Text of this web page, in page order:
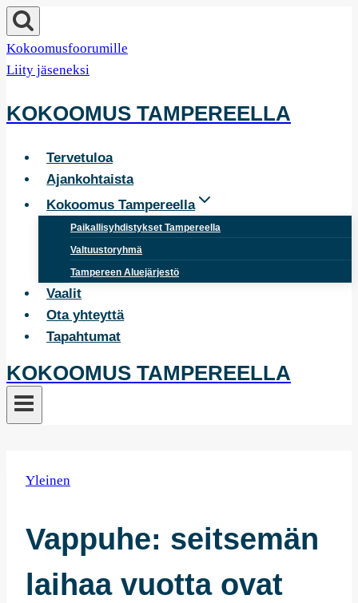
Siirry
sisältöön
Kokoomusfoorumille
Liity jäseneksi
KOKOOMUS TAMPEREELLA
Tervetuloa
Ajankohtaista
Kokoomus Tampereella
Paikallisyhdistykset Tampereella
Valtuustoryhmä
Tampereen Aluejärjestö
Vaalit
Ota yhteyttä
Tapahtumat
KOKOOMUS TAMPEREELLA
Yleinen
Vappuhe: seitsemän
laihaa vuotta ovat